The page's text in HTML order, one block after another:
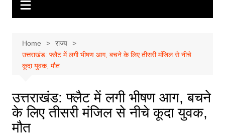
Home
राज्य
उत्तराखंड: फ्लैट में लगी भीषण आग, बचने के लिए तीसरी मंजिल से नीचे
कूदा युवक, मौत
उत्तराखंड: फ्लैट में लगी भीषण आग, बचने
के लिए तीसरी मंजिल से नीचे कूदा युवक,
मौत